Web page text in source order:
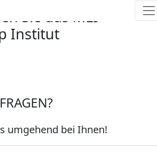
Sie das MLI
Institut
umgehend bei Ihnen!